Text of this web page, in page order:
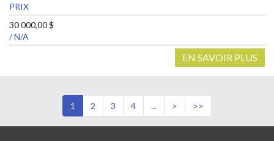
PRIX
30 000,00 $
/ N/A
EN SAVOIR PLUS
1 2 3 4 ... > >>